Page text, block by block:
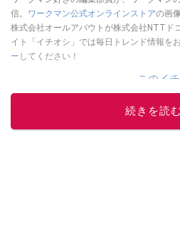
信。 ワークマン公式オンラインストアの画
株式会社オールアバウトが株式会社NTTド
イト「イチオシ」では毎日トレンド情報をお
ー してください！
このイ
続きを読